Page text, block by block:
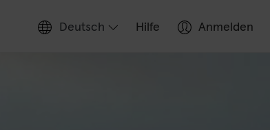
Deutsch Hilfe Anmelden